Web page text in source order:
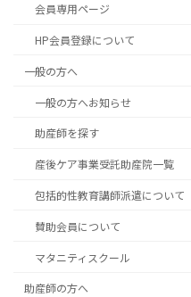
会員専用ページ
HP会員登録について
一般の方へ
一般の方へお知らせ
助産師を探す
産後ケア事業受託助産院一覧
包括的性教育講師派遣について
賛助会員について
マタニティスクール
助産師の方へ